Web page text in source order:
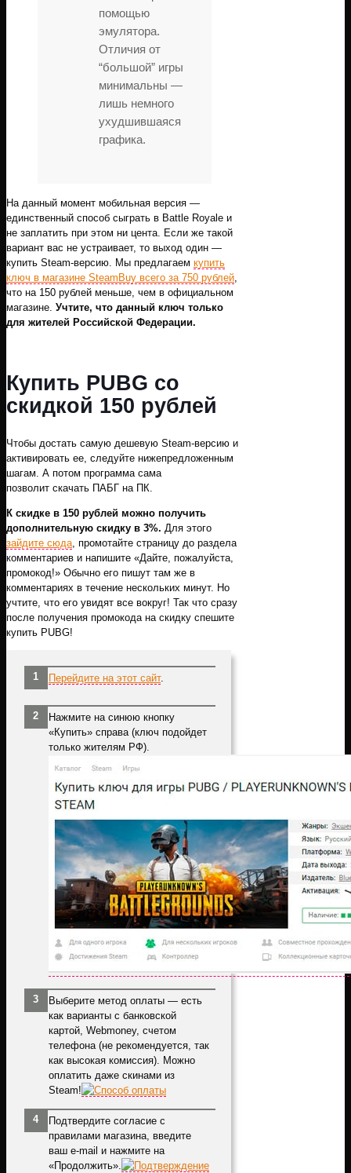
помощью
эмулятора.
Отличия от
“большой” игры
минимальны —
лишь немного
ухудшившаяся
графика.
На данный момент мобильная версия —
единственный способ сыграть в Battle Royale и
не заплатить при этом ни цента. Если же такой
вариант вас не устраивает, то выход один —
купить Steam-версию. Мы предлагаем купить
ключ в магазине SteamBuy всего за 750 рублей,
что на 150 рублей меньше, чем в официальном
магазине. Учтите, что данный ключ только
для жителей Российской Федерации.
Купить PUBG со
скидкой 150 рублей
Чтобы достать самую дешевую Steam-версию и
активировать ее, следуйте нижепредложенным
шагам. А потом программа сама
позволит скачать ПАБГ на ПК.
К скидке в 150 рублей можно получить
дополнительную скидку в 3%. Для этого
зайдите сюда , промотайте страницу до раздела
комментариев и напишите «Дайте, пожалуйста,
промокод!» Обычно его пишут там же в
комментариях в течение нескольких минут. Но
учтите, что его увидят все вокруг! Так что сразу
после получения промокода на скидку спешите
купить PUBG!
Перейдите на этот сайт.
Нажмите на синюю кнопку
«Купить» справа (ключ подойдет
только жителям РФ).
Выберите метод оплаты — есть
как варианты с банковской
картой, Webmoney, счетом
телефона (не рекомендуется, так
как высокая комиссия). Можно
оплатить даже скинами из
Steam!
Подтвердите согласие с
правилами магазина, введите
ваш e-mail и нажмите на
«Продолжить».